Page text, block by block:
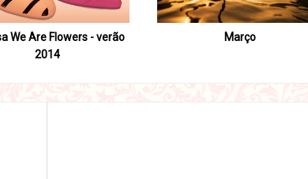
We Are Flowers - verão
2014
Março